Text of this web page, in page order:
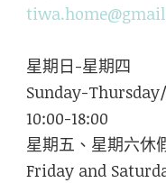
星期日-星期四
Sunday-
10:00-18:00
星期五、星期六休
Friday and